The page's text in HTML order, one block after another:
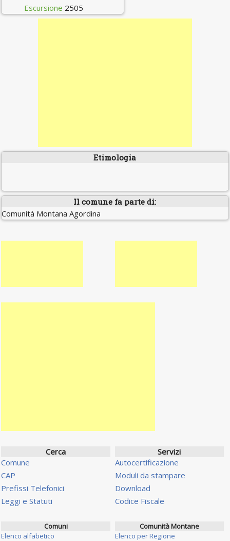
Escursione 2505
Etimologia
Il comune fa parte di:
Comunità Montana Agordina
Cerca
Comune
CAP
Prefissi Telefonici
Leggi e Statuti
Servizi
Autocertificazione
Moduli da stampare
Download
Codice Fiscale
Comuni
Elenco alfabetico
Comunità Montane
Elenco per Regione